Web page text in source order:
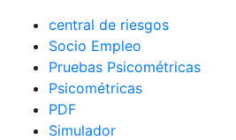
central de riesgos
Socio Empleo
Pruebas Psicométricas
Psicométricas
PDF
Simulador